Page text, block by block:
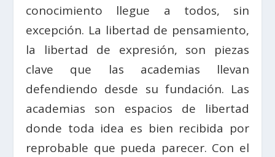
conocimiento llegue a todos, sin
excepción. La libertad de pensamiento,
la libertad de expresión, son piezas
clave que las academias llevan
defendiendo desde su fundación. Las
academias son espacios de libertad
donde toda idea es bien recibida por
reprobable que pueda parecer. Con el